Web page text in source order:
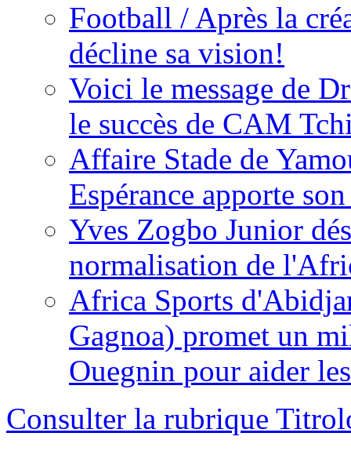
Football / Après la
décline sa vision!
Voici le message de
le succès de CAM
Affaire Stade de
Espérance apporte
Yves Zogbo Junior
normalisation de
Africa Sports
Gagnoa) promet un
Ouegnin pour aider
Consulter la rubrique